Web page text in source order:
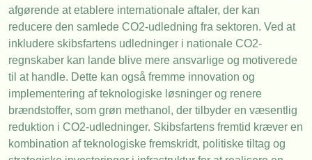
afgørende at etablere internationale aftaler, der kan
reducere den samlede CO2-udledning fra sektoren. Ved at
inkludere skibsfartens udledninger i nationale CO2-
regnskaber kan lande blive mere ansvarlige og motiverede
til at handle. Dette kan også fremme innovation og
implementering af teknologiske løsninger og renere
brændstoffer, som grøn methanol, der tilbyder en væsentlig
reduktion i CO2-udledninger. Skibsfartens fremtid kræver en
kombination af teknologiske fremskridt, politiske tiltag og